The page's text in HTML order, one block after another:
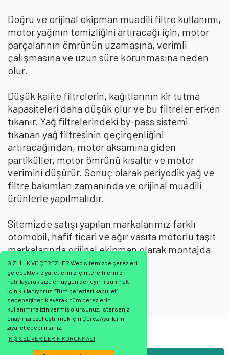
GİZLİLİK VE ÇEREZLER Web sitemizde çerezleri
gelecekteki ziyaretleriniz için tercihlerinizi
hatırlayarak size en uygun deneyimi sunmak
için kullanıyoruz. “Tüm çerezleri kabul et”
seçeneğine tıklayarak, tüm çerezlerin
kullanımına izin vermiş olursunuz. İsterseniz
onayınızı özelleştirmek için Çerez Ayarlarını
ziyaret edebilirsiniz.
KİŞİSEL VERİLERİN KORUNMASI
Doğru ve orijinal ekipman muadili filtre kullanımı,
motor yağının temizliğini artıracağı için, motor
parçalarının ömrünün uzamasına, verimli
çalışmasına ve uzun süre korunmasına neden
olur.
Düşük kalite filtrelerin, kağıtlarının kir tutma
kapasiteleri daha düşük olur ve bu filtreler erken
tıkanır. Yağ filtrelerindeki by-pass sistemi
tıkanan yağ filtresinin geçirgenliğini
artıracağından, motor aksamına giden
partiküller, motor ömrünü kısaltır ve motor
verimini düşürür. Sonuç olarak periyodik yağ ve
filtre bakımları zamanında ve orijinal muadili
ürünlerle yapılmalıdır.
Sitemizde satışı yapılan markalarımız farklı
otomobil, hafif ticari ve ağır vasıta motorlu taşıt
markalarında orijinal ekipman olarak montajda
kullanılmaktadır.
Mann Filtre : Yağ Filtresi
Bu ürüne ilk yorumu siz yapın!
Bu ürünün fiyat bilgisi, resim, ürün açıklamalarında ve diğer konularda
yetersiz gördüğünüz noktaları öneri formunu kullanarak tarafımıza